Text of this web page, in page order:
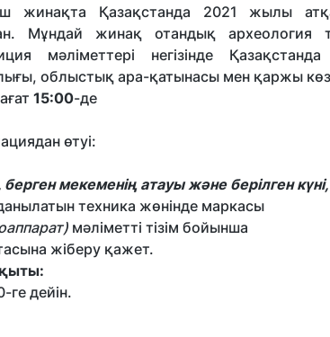
жинақта Қазақстанда 2021 жылы
Мұндай жинақ отандық
мәліметтері негізінде
облыстық ара-қатынасы мен қаржы
15:00-де
өтуі:
мекеменің атауы және берілген
техника жөнінде маркасы
мәліметті тізім бойынша
жіберу қажет.
ге дейін.